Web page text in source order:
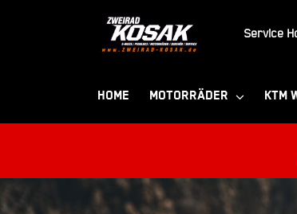
Service
HOME MOTORRÄDER KTM